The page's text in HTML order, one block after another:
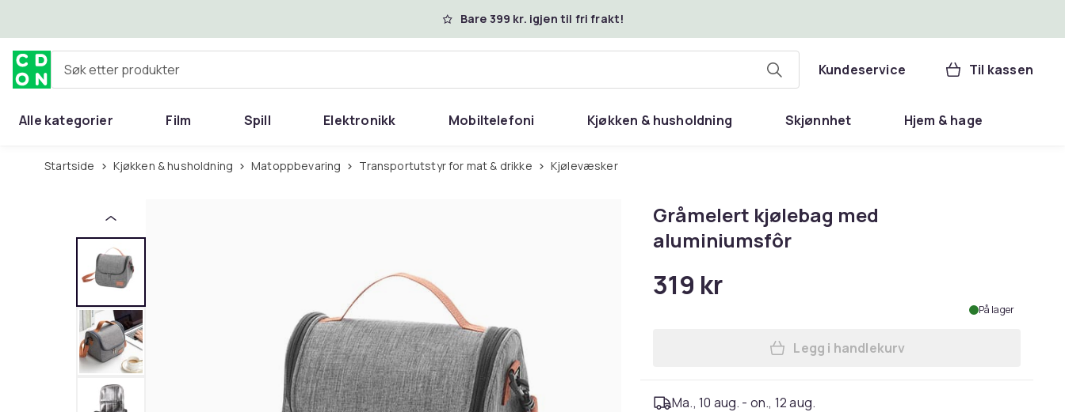
Bare 399 kr. igjen til fri frakt!
Søk etter produkter Kundeservice Til kassen
Alle kategorier Film Spill Elektronikk Mobiltelefoni Kjøkken & husholdning Skjønnhet Hjem & hage
Startside Kjøkken & husholdning Matoppbevaring Transportutstyr for mat & drikke Kjølevæsker
Gråmelert kjølebag med
aluminiumsfôr
319 kr
På lager
Legg Gråmelert kjølebag med
Legg i handlekurv
Ma., 10 aug. - on., 12 aug.